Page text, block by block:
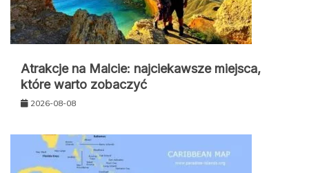
Atrakcje na Malcie: najciekawsze miejsca,
które warto zobaczyć
2026-08-08